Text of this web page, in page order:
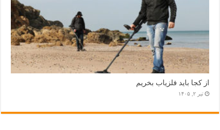
از کجا باید فلزیاب بخریم
تیر ۲, ۱۴۰۵